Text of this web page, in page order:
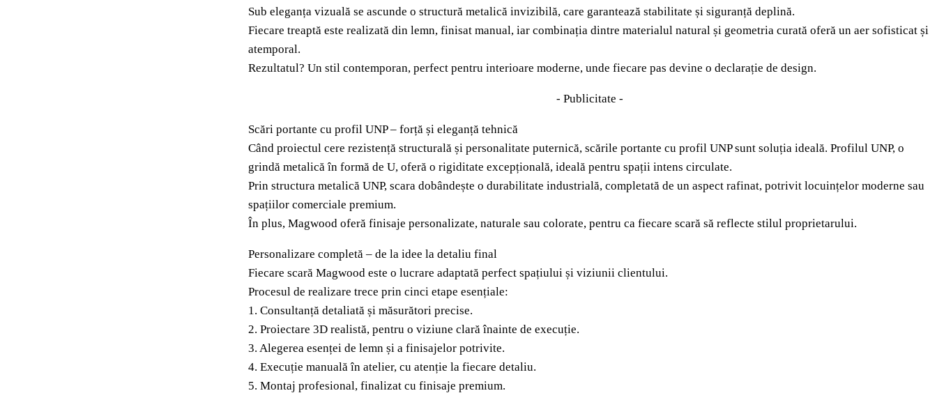
Sub eleganța vizuală se ascunde o structură metalică invizibilă, care garantează stabilitate și siguranță deplină.
Fiecare treaptă este realizată din lemn, finisat manual, iar combinația dintre materialul natural și geometria curată oferă un aer sofisticat și
atemporal.
Rezultatul? Un stil contemporan, perfect pentru interioare moderne, unde fiecare pas devine o declarație de design.
- Publicitate -
Scări portante cu profil UNP – forță și eleganță tehnică
Când proiectul cere rezistență structurală și personalitate puternică, scările portante cu profil UNP sunt soluția ideală. Profilul UNP, o
grindă metalică în formă de U, oferă o rigiditate excepțională, ideală pentru spații intens circulate.
Prin structura metalică UNP, scara dobândește o durabilitate industrială, completată de un aspect rafinat, potrivit locuințelor moderne sau
spațiilor comerciale premium.
În plus, Magwood oferă finisaje personalizate, naturale sau colorate, pentru ca fiecare scară să reflecte stilul proprietarului.
Personalizare completă – de la idee la detaliu final
Fiecare scară Magwood este o lucrare adaptată perfect spațiului și viziunii clientului.
Procesul de realizare trece prin cinci etape esențiale:
1. Consultanță detaliată și măsurători precise.
2. Proiectare 3D realistă, pentru o viziune clară înainte de execuție.
3. Alegerea esenței de lemn și a finisajelor potrivite.
4. Execuție manuală în atelier, cu atenție la fiecare detaliu.
5. Montaj profesional, finalizat cu finisaje premium.